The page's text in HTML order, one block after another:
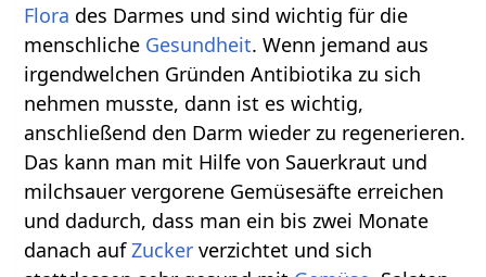
Flora des Darmes und sind wichtig für die
menschliche Gesundheit. Wenn jemand aus
irgendwelchen Gründen Antibiotika zu sich
nehmen musste, dann ist es wichtig,
anschließend den Darm wieder zu regenerieren.
Das kann man mit Hilfe von Sauerkraut und
milchsauer vergorene Gemüsesäfte erreichen
und dadurch, dass man ein bis zwei Monate
danach aufZucker verzichtet und sich